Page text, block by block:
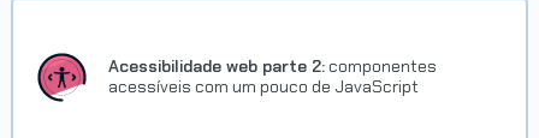
Acessibilidade web parte 2: componentes
acessíveis com um pouco de JavaScript